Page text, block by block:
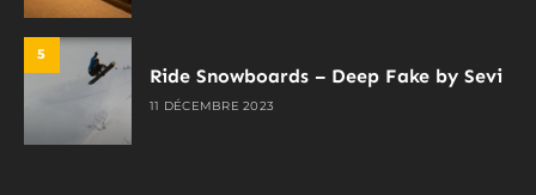
5
Ride Snowboards – Deep Fake by Sevi
11 DÉCEMBRE 2023